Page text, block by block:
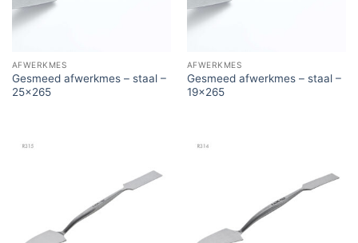
AFWERKMES
Gesmeed afwerkmes – staal –
25×265
AFWERKMES
Gesmeed afwerkmes – staal –
19×265